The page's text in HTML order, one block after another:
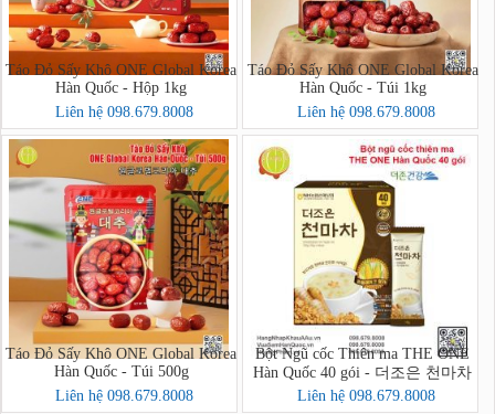
Táo Đỏ Sấy Khô ONE Global Korea
Hàn Quốc - Hộp 1kg
Liên hệ 098.679.8008
Táo Đỏ Sấy Khô ONE Global Korea
Hàn Quốc - Túi 1kg
Liên hệ 098.679.8008
Táo Đỏ Sấy Khô ONE Global Korea
Hàn Quốc - Túi 500g
Liên hệ 098.679.8008
Bột Ngũ cốc Thiên ma THE ONE
Hàn Quốc 40 gói - 더조은 천마차
40포
Liên hệ 098.679.8008